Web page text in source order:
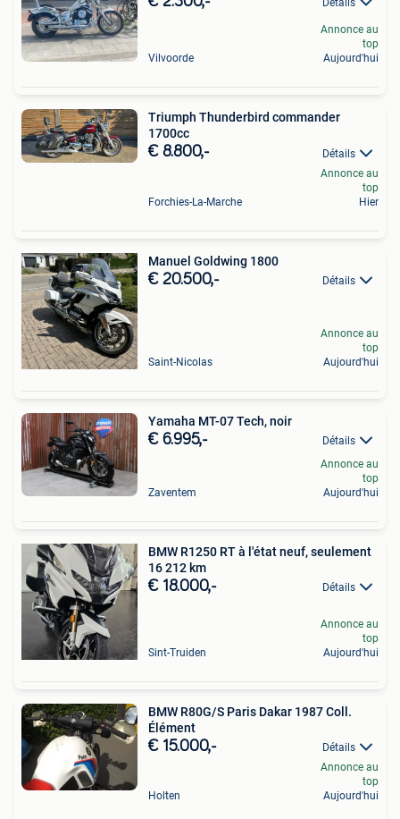
Vilvoorde
Annonce au
top
Aujourd'hui
Triumph Thunderbird commander
1700cc
€ 8.800,- Détails
Forchies-La-Marche
Annonce au
top
Hier
Manuel Goldwing 1800
€ 20.500,- Détails
Saint-Nicolas
Annonce au
top
Aujourd'hui
Yamaha MT-07 Tech, noir
€ 6.995,- Détails
Zaventem
Annonce au
top
Aujourd'hui
BMW R1250 RT à l'état neuf, seulement
16 212 km
€ 18.000,- Détails
Sint-Truiden
Annonce au
top
Aujourd'hui
BMW R80G/S Paris Dakar 1987 Coll.
Élément
€ 15.000,- Détails
Holten
Annonce au
top
Aujourd'hui